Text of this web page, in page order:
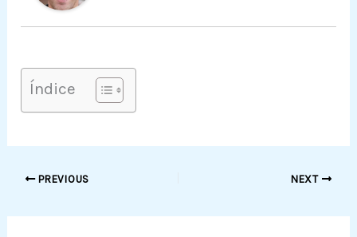
Índice
PREVIOUS NEXT